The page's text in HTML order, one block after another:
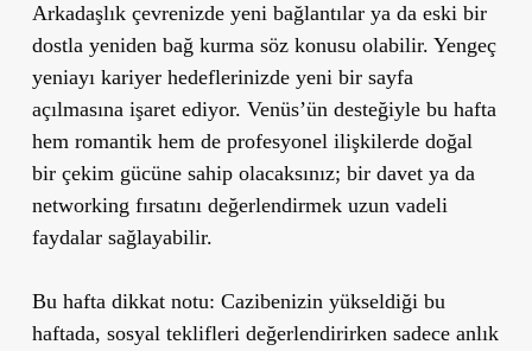
Arkadaşlık çevrenizde yeni bağlantılar ya da eski bir
dostla yeniden bağ kurma söz konusu olabilir. Yengeç
yeniayı kariyer hedeflerinizde yeni bir sayfa
açılmasına işaret ediyor. Venüs’ün desteğiyle bu hafta
hem romantik hem de profesyonel ilişkilerde doğal
bir çekim gücüne sahip olacaksınız; bir davet ya da
networking fırsatını değerlendirmek uzun vadeli
faydalar sağlayabilir.
Bu hafta dikkat notu: Cazibenizin yükseldiği bu
haftada, sosyal teklifleri değerlendirirken sadece anlık